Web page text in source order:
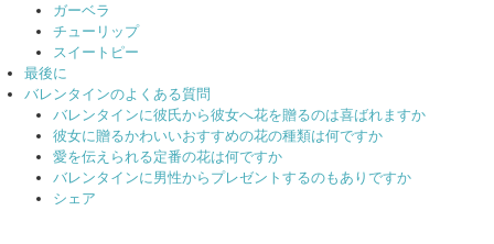
ガーベラ
チューリップ
スイートピー
最後に
バレンタインのよくある質問
バレンタインに彼氏から彼女へ花を贈るのは喜ばれますか
彼女に贈るかわいいおすすめの花の種類は何ですか
愛を伝えられる定番の花は何ですか
バレンタインに男性からプレゼントするのもありですか
シェア